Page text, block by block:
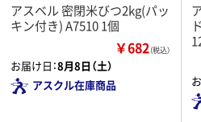
アスベル 密閉米びつ2kg(パッ
キン付き) A7510 1個
￥682（税込）
お届け日：8月8日（土）
アスクル在庫商品